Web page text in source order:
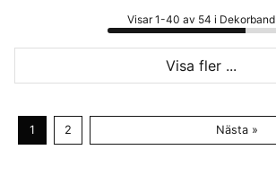
Visar 1-40 av 54 i Dekorband
Visa fler ...
1 2 Nästa »